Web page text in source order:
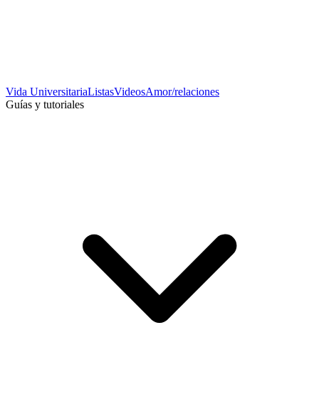
Vida UniversitariaListasVideosAmor/relaciones
Guías y tutoriales